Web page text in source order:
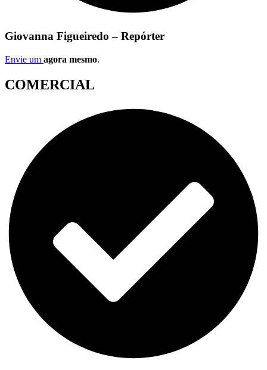
Giovanna Figueiredo – Repórter
Envie um agora mesmo.
COMERCIAL